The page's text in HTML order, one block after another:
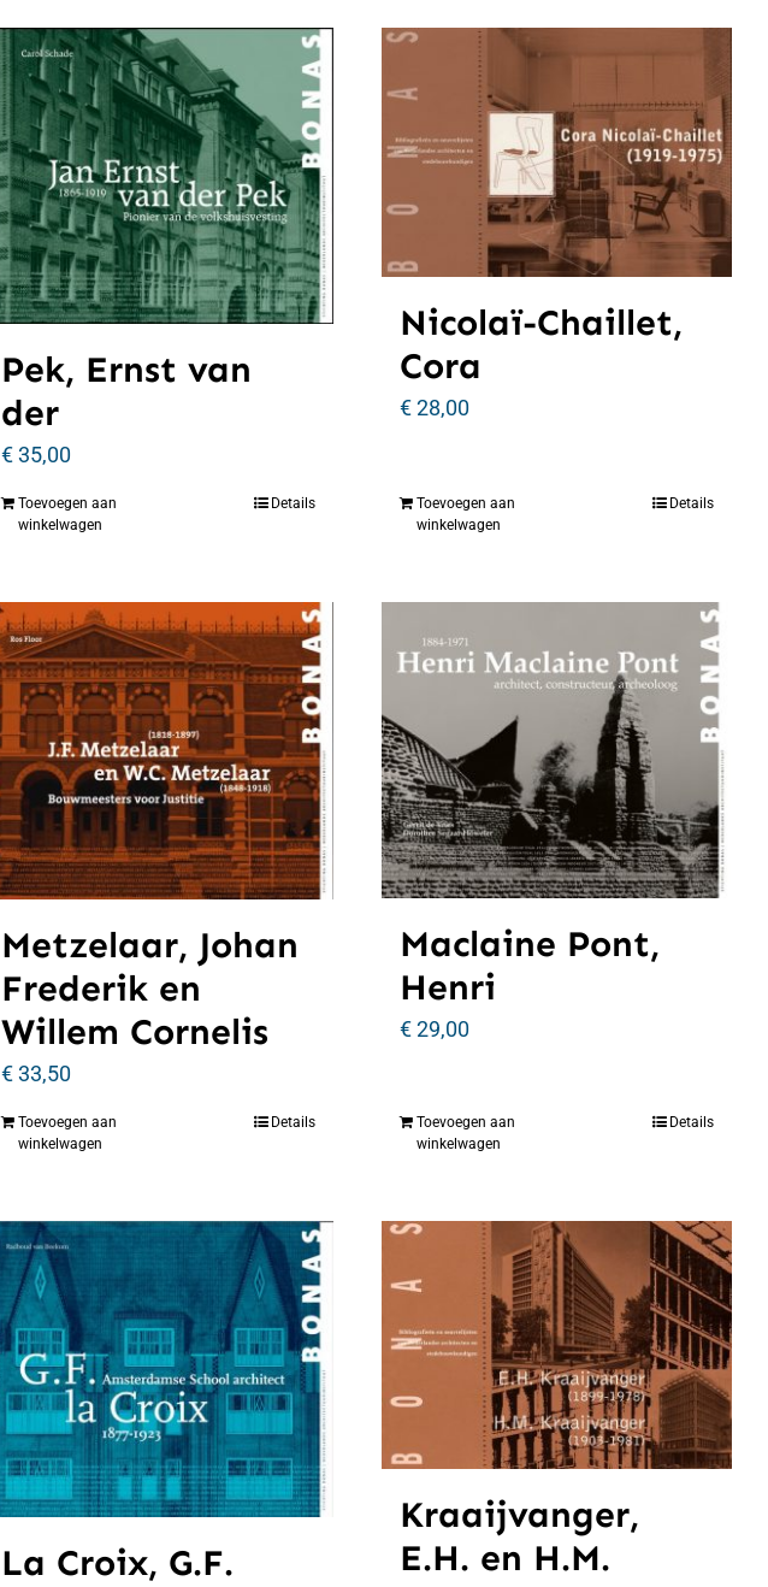
Pek, Ernst van
der
€35,00
Toevoegen aan
winkelwagen
Details
Nicolaï-Chaillet,
Cora
€28,00
Toevoegen aan
winkelwagen
Details
Metzelaar, Johan
Frederik en
Willem Cornelis
€33,50
Toevoegen aan
winkelwagen
Details
Maclaine Pont,
Henri
€29,00
Toevoegen aan
winkelwagen
Details
La Croix, G.F.
Kraaijvanger,
E.H. en H.M.